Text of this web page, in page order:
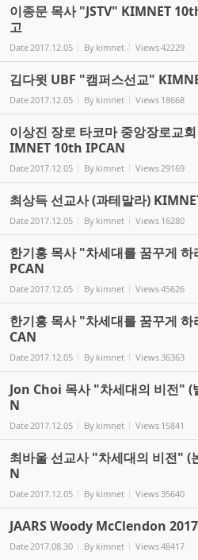
이종문 목사 "JSTV" KIMNET
고
Date 2017.12.05 By kimnet Views42229
김다윗 UBF "캠퍼스선교"
Date 2017.12.05 By kimnet Views 18668
이상진 장로 타코마 중앙장로교
IMNET 10th IPCAN
Date 2017.12.05 By kimnet Views 29169
최상득 선교사 (과테말라)
Date 2017.12.05 By kimnet Views 16280
한기홍 목사 "차세대를 꿈꾸게
PCAN
Date 2017.12.05 By kimnet Views45626
한기홍 목사 "차세대를 꿈꾸게
CAN
Date 2017.12.05 By kimnet Views 36363
Jon Choi 목사 "차세대의 비전"
N
Date 2017.12.05 By kimnet Views 15841
최바울 선교사 "차세대의 비전"
N
Date 2017.12.05 By kimnet Views 35640
JAARS Woody McClendon
Date 2017.08.30 By kimnet Views48417